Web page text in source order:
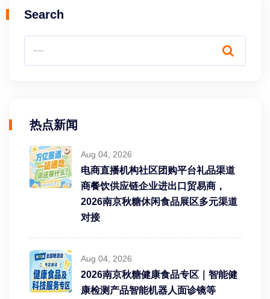
Search
热点新闻
Aug 04, 2026
电商直播机构社区团购平台礼品渠道
商餐饮供应链企业进出口贸易商，
2026南京秋糖休闲食品展区多元渠道
对接
Aug 04, 2026
2026南京秋糖健康食品专区｜智能健
康检测产品智能机器人面诊镜等